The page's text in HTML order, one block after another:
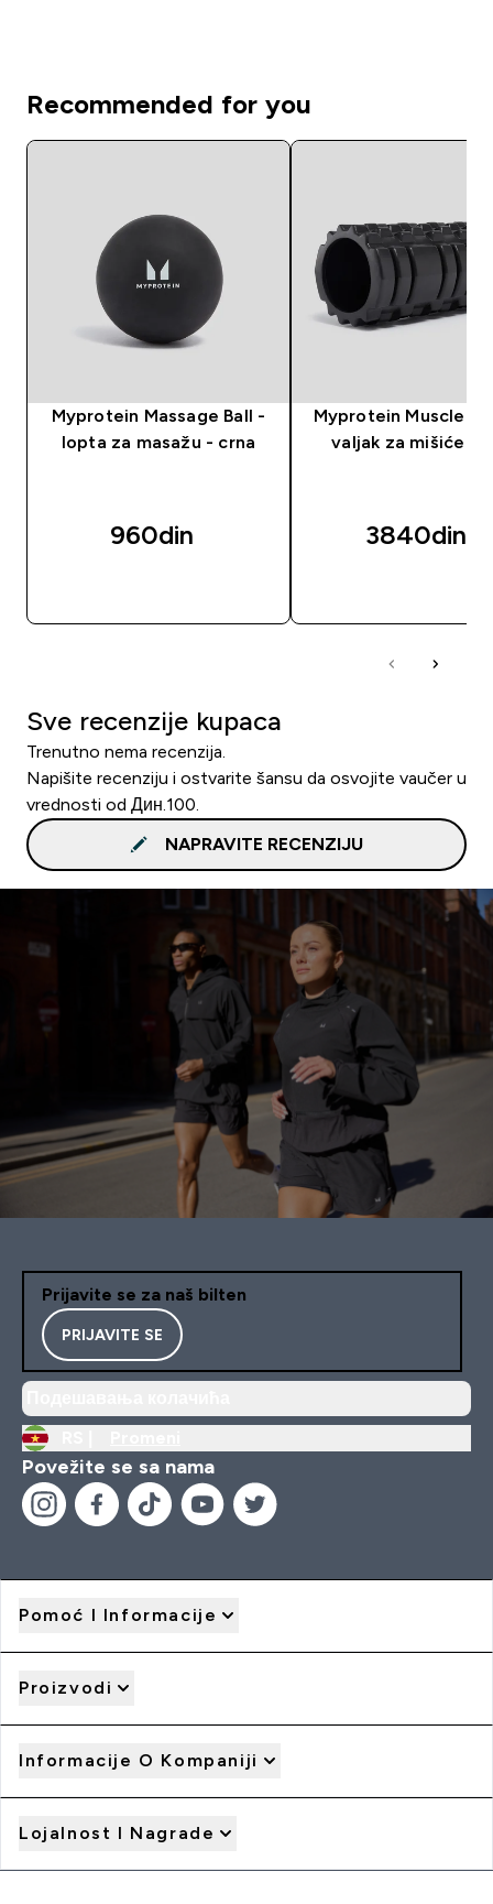
Recommended for you
Myprotein Massage Ball -
lopta za masažu - crna
960din‎
Myprotein Muscle
valjak za mišiće -
3840din‎
Sve recenzije kupaca
Trenutno nema recenzija.
Napišite recenziju i ostvarite šansu da osvojite vaučer u
vrednosti od Дин.100.
NAPRAVITE RECENZIJU
Prijavite se za naš bilten
PRIJAVITE SE
Povežite se sa nama
Pomoć I Informacije
Proizvodi
Informacije O Kompaniji
Lojalnost I Nagrade